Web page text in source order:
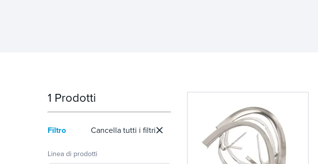
1 Prodotti
Filtro Cancella tutti i filtri
Linea di prodotti